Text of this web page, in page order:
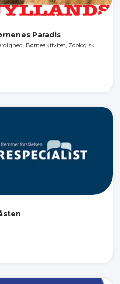
Paradis
Børneaktivitet, Zoologisk